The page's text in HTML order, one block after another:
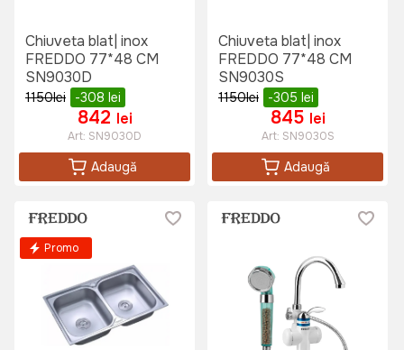
Chiuveta blat| inox
FREDDO 77*48 CM
SN9030D
1150lei -308 lei
842 lei
Art: SN9030D
Adaugă
Chiuveta blat| inox
FREDDO 77*48 CM
SN9030S
1150lei -305 lei
845 lei
Art: SN9030S
Adaugă
Promo